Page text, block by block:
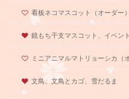
看板ネコマスコット（オーダー）
鏡もち干支マスコット、イベン
ミニアニマルマトリョーシカ（
文鳥、文鳥とカゴ、雪だるま